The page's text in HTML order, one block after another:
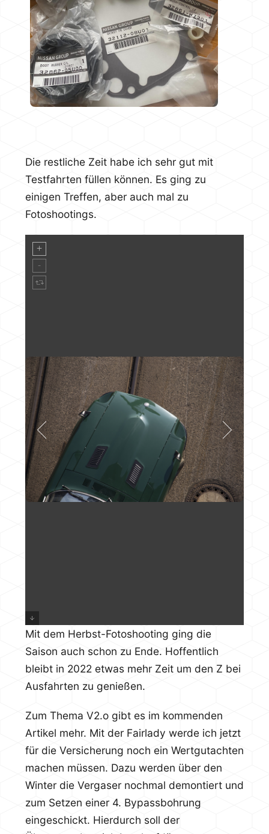
Die restliche Zeit habe ich sehr gut mit
Testfahrten füllen können. Es ging zu
einigen Treffen, aber auch mal zu
Fotoshootings.
Mit dem Herbst-Fotoshooting ging die
Saison auch schon zu Ende. Hoffentlich
bleibt in 2022 etwas mehr Zeit um den Z bei
Ausfahrten zu genießen.
Zum Thema V2.o gibt es im kommenden
Artikel mehr. Mit der Fairlady werde ich jetzt
für die Versicherung noch ein Wertgutachten
machen müssen. Dazu werden über den
Winter die Vergaser nochmal demontiert und
zum Setzen einer 4. Bypassbohrung
eingeschickt. Hierdurch soll der